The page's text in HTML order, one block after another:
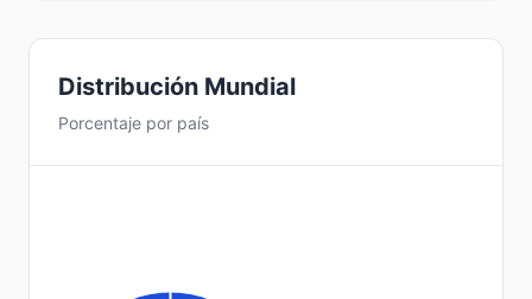
Distribución Mundial
Porcentaje por país